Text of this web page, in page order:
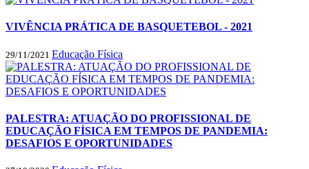
VIVÊNCIA PRÁTICA DE BASQUETEBOL - 2021
29/11/2021 Educação Física
PALESTRA: ATUAÇÃO DO PROFISSIONAL DE
EDUCAÇÃO FÍSICA EM TEMPOS DE PANDEMIA:
DESAFIOS E OPORTUNIDADES